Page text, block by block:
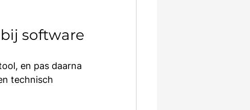
software
en pas daarna
technisch